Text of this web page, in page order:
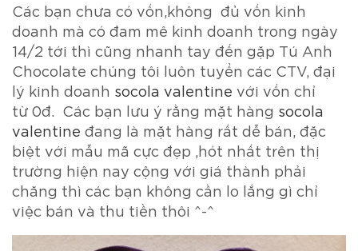
Các bạn chưa có vốn,không đủ vốn kinh
doanh mà có đam mê kinh doanh trong ngày
14/2 tới thì cũng nhanh tay đến gặp Tú Anh
Chocolate chúng tôi luôn tuyển các CTV, đại
lý kinh doanh socola valentine với vốn chỉ
từ 0đ. Các bạn lưu ý rằng mặt hàng socola
valentine đang là mặt hàng rất dễ bán, đặc
biệt với mẫu mã cực đẹp ,hót nhất trên thị
trường hiện nay cộng với giá thành phải
chăng thì các bạn không cần lo lắng gì chỉ
việc bán và thu tiền thôi ^-^